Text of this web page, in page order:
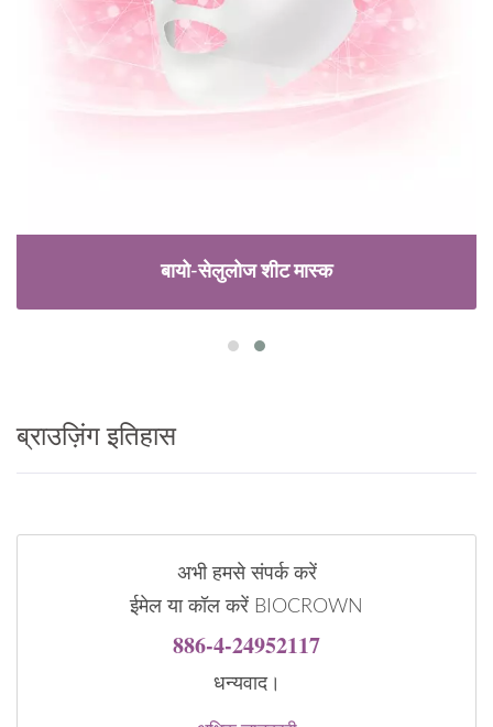
बायो-सेलुलोज शीट मास्क
ब्राउज़िंग इतिहास
अभी हमसे संपर्क करें
ईमेल या कॉल करें BIOCROWN
886-4-24952117
धन्यवाद।